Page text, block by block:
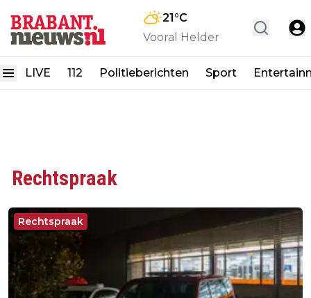
21 °C
Vooral Helder
LIVE 112 Politieberichten Sport
Rechtspraak
Rechtspraak